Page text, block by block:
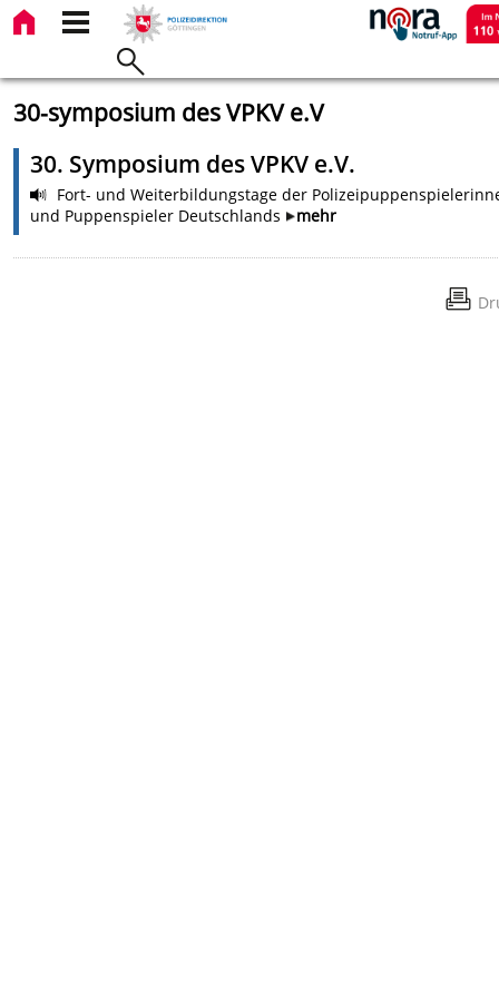
30-symposium des VPKV e.V
30. Symposium des VPKV e.V.
Fort- und Weiterbildungstage der
und Puppenspieler Deutschlands
mehr